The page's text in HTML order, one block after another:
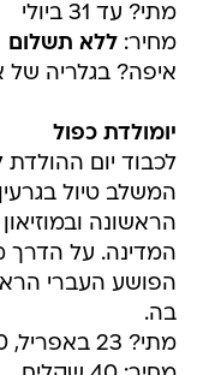
מתי? עד 31 ביולי
מחיר:ללא תשלום
איפה? בגלריה
יומולדת כפול
לכבוד יום ההולדת
המשלב טיול
הראשונה
המדינה. על הדרך
הפושע העברי
בה.
מתי? 23 באפריל, 11:00